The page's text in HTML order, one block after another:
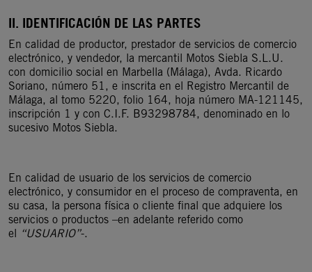
II. IDENTIFICACIÓN DE LAS PARTES
En calidad de productor, prestador de servicios de comercio
electrónico, y vendedor, la mercantil Motos Siebla S.L.U.
con domicilio social en Marbella (Málaga), Avda. Ricardo
Soriano, número 51, e inscrita en el Registro Mercantil de
Málaga, al tomo 5220, folio 164, hoja número MA-121145,
inscripción 1 y con C.I.F. B93298784, denominado en lo
sucesivo Motos Siebla.
En calidad de usuario de los servicios de comercio
electrónico, y consumidor en el proceso de compraventa, en
su casa, la persona física o cliente final que adquiere los
servicios o productos –en adelante referido como
el “USUARIO”-.